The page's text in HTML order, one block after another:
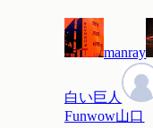
manray
白い巨人
Funwow山口